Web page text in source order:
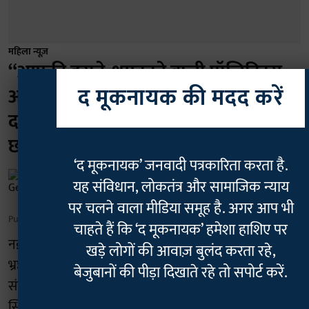
महिला न्यूज़
“आपकी डराने-धमकाने वाली पॉलिटिक्स
अब...”: नीट प्रोटेस्ट में शामिल JNU की
दानिश अली के गांव पहुंची पुलिस, निडर
छात्रा ने विडियो में दिया ये जवाब
Geetha Sunil Pillai
Published on 03 Aug 2026, 4:31 am
नई दिल्ली- जंतर मंतर पर नीट पेपर लीक और शिक्षा व्यवस्था में
भ्रष्टाचार के खिलाफ चल रहे छात्र आंदोलन में सक्रिय जेएनयू छात्र
संघ (जेएनयूएसयू) की संयुक्त सचिव दानिश अली के मध्य प्रदेश
द मूकनायक की मदद करें
‘द मूकनायक’ जनवादी पत्रकारिता करता है.
यह संविधान, लोकतंत्र और सामाजिक न्याय
पर चलने वाला मीडिया समूह है. अगर आप भी
चाहते हैं कि ‘द मूकनायक’ हमेशा हाशिए पर
खड़े लोगों की आवाज़ बुलंद करता रहे,
बेजुबानों की पीड़ा दिखाते रहे तो सपोर्ट करें.